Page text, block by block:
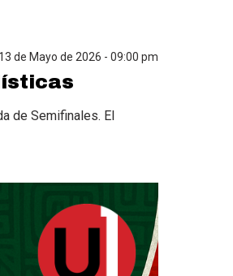
13 de Mayo de 2026 - 09:00 pm
de Semifinales. El